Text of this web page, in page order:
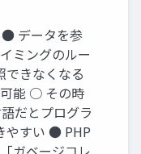
● データを参
ミングのルー
きなくなる
能 ○ その時
だとプログラ
やすい ● PHP